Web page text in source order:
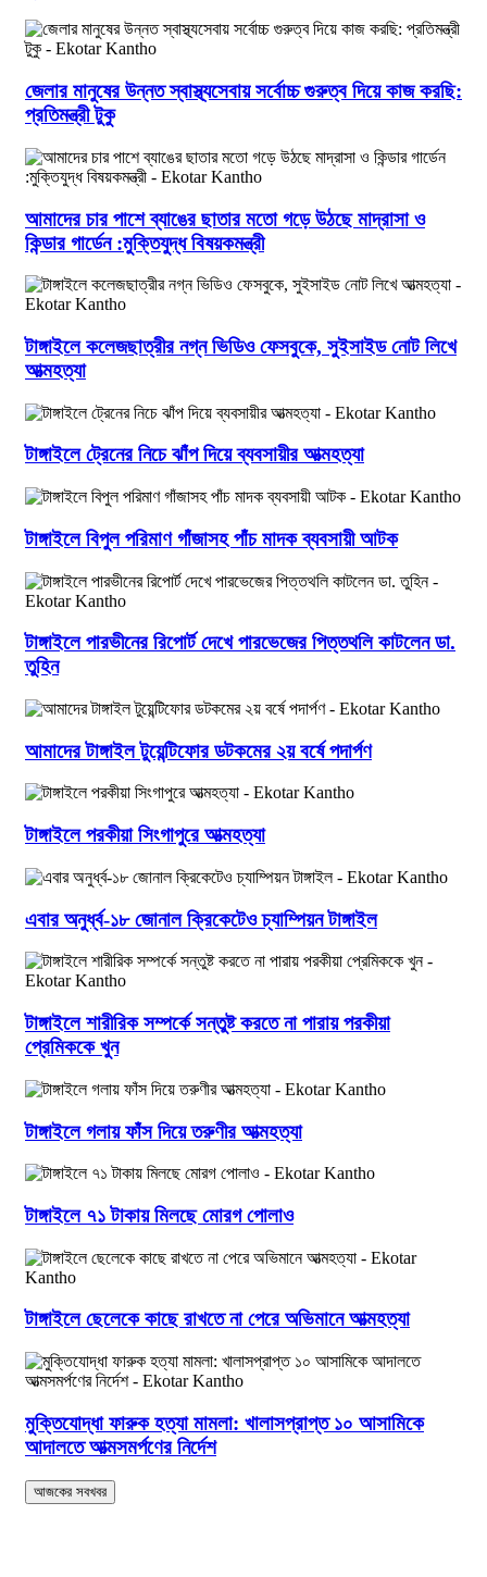
জেলার মানুষের উন্নত স্বাস্থ্যসেবায় সর্বোচ্চ গুরুত্ব দিয়ে কাজ করছি:
প্রতিমন্ত্রী টুকু
আমাদের চার পাশে ব্যাঙের ছাতার মতো গড়ে উঠছে মাদ্রাসা ও
কিন্ডার গার্ডেন :মুক্তিযুদ্ধ বিষয়কমন্ত্রী
টাঙ্গাইলে কলেজছাত্রীর নগ্ন ভিডিও ফেসবুকে, সুইসাইড নোট লিখে
আত্মহত্যা
টাঙ্গাইলে ট্রেনের নিচে ঝাঁপ দিয়ে ব্যবসায়ীর আত্মহত্যা
টাঙ্গাইলে বিপুল পরিমাণ গাঁজাসহ পাঁচ মাদক ব্যবসায়ী আটক
টাঙ্গাইলে পারভীনের রিপোর্ট দেখে পারভেজের পিত্তথলি কাটলেন ডা.
তুহিন
আমাদের টাঙ্গাইল টুয়েন্টিফোর ডটকমের ২য় বর্ষে পদার্পণ
টাঙ্গাইলে পরকীয়া সিংগাপুরে আত্মহত্যা
এবার অনুর্ধ্ব-১৮ জোনাল ক্রিকেটেও চ্যাম্পিয়ন টাঙ্গাইল
টাঙ্গাইলে শারীরিক সম্পর্কে সন্তুষ্ট করতে না পারায় পরকীয়া
প্রেমিককে খুন
টাঙ্গাইলে গলায় ফাঁস দিয়ে তরুণীর আত্মহত্যা
টাঙ্গাইলে ৭১ টাকায় মিলছে মোরগ পোলাও
টাঙ্গাইলে ছেলেকে কাছে রাখতে না পেরে অভিমানে আত্মহত্যা
মুক্তিযোদ্ধা ফারুক হত্যা মামলা: খালাসপ্রাপ্ত ১০ আসামিকে
আদালতে আত্মসমর্পণের নির্দেশ